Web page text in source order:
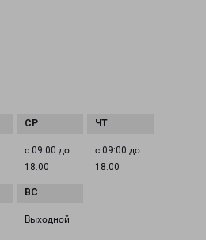
с 09:00 до
18:00
с 09:00 до
18:00
Выходной